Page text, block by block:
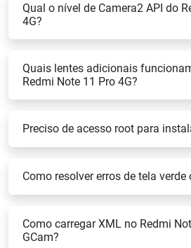
Qual o nível de Camera2 API do
4G?
Quais lentes adicionais
Redmi Note 11 Pro 4G?
Preciso de acesso root para
Como resolver erros de tela
Como carregar XML no Redmi
GCam?